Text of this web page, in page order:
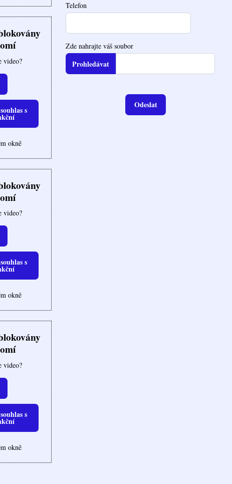
video?
s
okně
video?
s
okně
video?
s
okně
Telefon
Zde nahrajte váš soubor
Odeslat